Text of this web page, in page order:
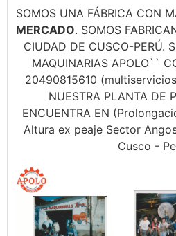
SOMOS UNA FÁBRICA CON
MERCADO. SOMOS
CIUDAD DE CUSCO-PERÚ.
MAQUINARIAS APOLO``
20490815610
NUESTRA PLANTA DE
ENCUENTRA EN
Altura ex peaje Sector
Cusco -